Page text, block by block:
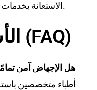
الاستعانة بخدمات الدعم النفسي إذا لزم الأمر.
الأسئلة المتكررة (FAQ)
هل الإجهاض آمن
أطباء متخصصين